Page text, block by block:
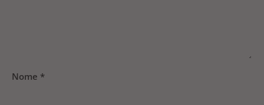
Nome *